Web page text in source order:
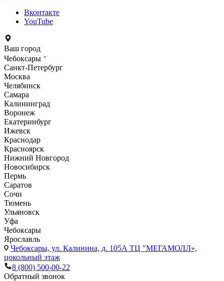
Вконтакте
YouTube
Ваш город
Чебоксары
Санкт-Петербург
Москва
Челябинск
Самара
Калининград
Воронеж
Екатеринбург
Ижевск
Краснодар
Красноярск
Нижний Новгород
Новосибирск
Пермь
Саратов
Сочи
Тюмень
Ульяновск
Уфа
Чебоксары
Ярославль
Чебоксары, ул. Калинина, д. 105А ТЦ "МЕГАМОЛЛ»,
цокольный этаж
8 (800) 500-00-22
Обратный звонок